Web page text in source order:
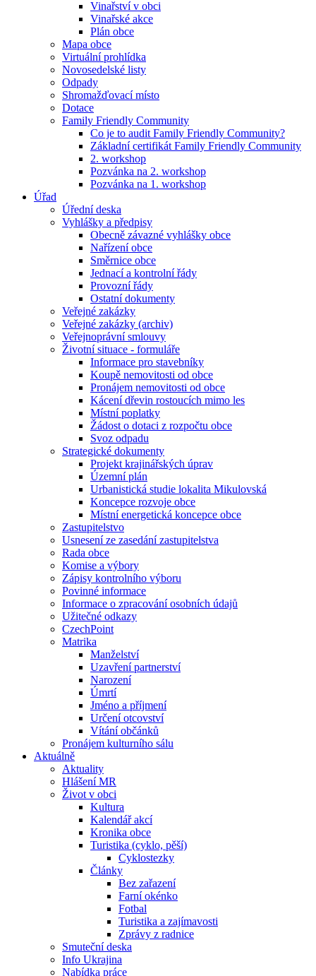
Vinařství v obci
Vinařské akce
Plán obce
Mapa obce
Virtuální prohlídka
Novosedelské listy
Odpady
Shromažďovací místo
Dotace
Family Friendly Community
Co je to audit Family Friendly Community?
Základní certifikát Family Friendly Community
2. workshop
Pozvánka na 2. workshop
Pozvánka na 1. workshop
Úřad
Úřední deska
Vyhlášky a předpisy
Obecně závazné vyhlášky obce
Nařízení obce
Směrnice obce
Jednací a kontrolní řády
Provozní řády
Ostatní dokumenty
Veřejné zakázky
Veřejné zakázky (archiv)
Veřejnoprávní smlouvy
Životní situace - formuláře
Informace pro stavebníky
Koupě nemovitosti od obce
Pronájem nemovitosti od obce
Kácení dřevin rostoucích mimo les
Místní poplatky
Žádost o dotaci z rozpočtu obce
Svoz odpadu
Strategické dokumenty
Projekt krajinářských úprav
Územní plán
Urbanistická studie lokalita Mikulovská
Koncepce rozvoje obce
Místní energetická koncepce obce
Zastupitelstvo
Usnesení ze zasedání zastupitelstva
Rada obce
Komise a výbory
Zápisy kontrolního výboru
Povinné informace
Informace o zpracování osobních údajů
Užitečné odkazy
CzechPoint
Matrika
Manželství
Uzavření partnerství
Narození
Úmrtí
Jméno a příjmení
Určení otcovství
Vítání občánků
Pronájem kulturního sálu
Aktuálně
Aktuality
Hlášení MR
Život v obci
Kultura
Kalendář akcí
Kronika obce
Turistika (cyklo, pěší)
Cyklostezky
Články
Bez zařazení
Farní okénko
Fotbal
Turistika a zajímavosti
Zprávy z radnice
Smuteční deska
Info Ukrajina
Nabídka práce